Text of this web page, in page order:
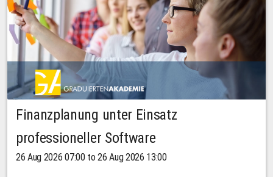
Finanzplanung unter Einsatz
professioneller Software
26 Aug 2026 07:00 to 26 Aug 2026 13:00